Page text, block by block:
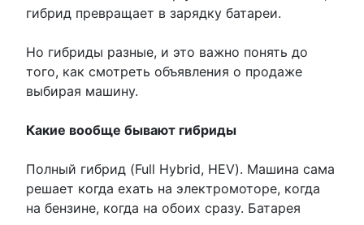
гибрид превращает в зарядку батареи.
Но гибриды разные, и это важно понять до
того, как смотреть объявления о продаже
выбирая машину.
Какие вообще бывают гибриды
Полный гибрид (Full Hybrid, HEV). Машина сама
решает когда ехать на электромоторе, когда
на бензине, когда на обоих сразу. Батарея